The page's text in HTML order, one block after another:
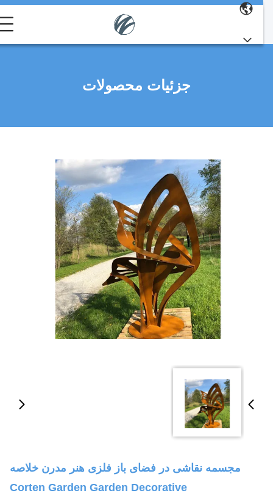
جزئیات محصولات
مجسمه نقاشی در فضای باز فلزی هنر مدرن خلاصه
Corten Garden Garden Decorative